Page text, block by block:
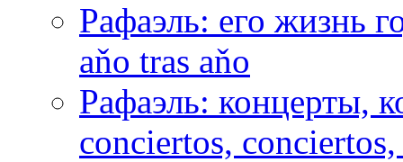
Рафаэль: его жизнь
aňo tras aňo
Рафаэль: концерты,
conciertos,